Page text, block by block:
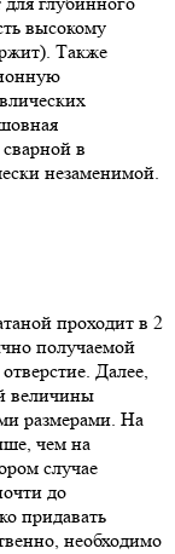
высокому
Также
в
незаменимой.
проходит в 2
получаемой
Далее,
величины
размерами. На
чем на
случае
до
придавать
необходимо